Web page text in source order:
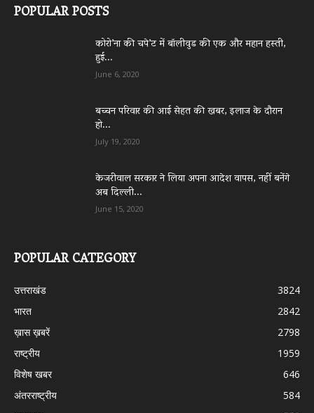
POPULAR POSTS
कोरो’ना की चपे’ट में बॉलीवुड की एक और महान हस्ती,
हुई...
June 6, 2020
बच्चन परिवार की आई सेहत की खबर, इलाज के दौरान
हो...
July 19, 2020
केजरीवाल सरकार ने लिया अपना आदेश वापस, नहीं बनेंगे
अब दिल्ली...
June 15, 2020
POPULAR CATEGORY
उत्तराखंड
3824
भारत
2842
ख़ास ख़बरें
2798
राष्ट्रीय
1959
विशेष खबर
646
अंतरराष्ट्रीय
584